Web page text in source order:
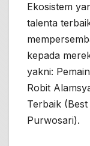
Ekosistem
talenta
kepada
yakni:
Robit
Terbaik
Purwosari).